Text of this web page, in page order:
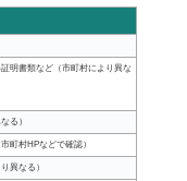
明書類など（市町村により異な
る）
町村HPなどで確認）
異なる）